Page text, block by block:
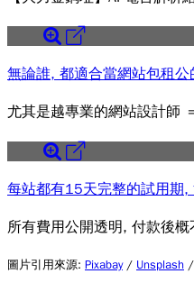
無論誰, 都適合當網站包租公
尤其是越專業的網站設計師
每站都有15天完整的試用期,
所有費用公開透明, 付款後概
圖片引用來源: Pixabay/ Unsplash /